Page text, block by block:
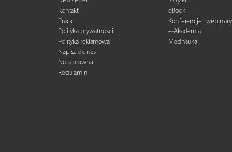
Kontakt
Praca
Polityka prywatności
Polityka reklamowa
Napisz do nas
Nota prawna
Regulamin
eBooki
Konferencje i webinary
e-Akademia
Mednauka